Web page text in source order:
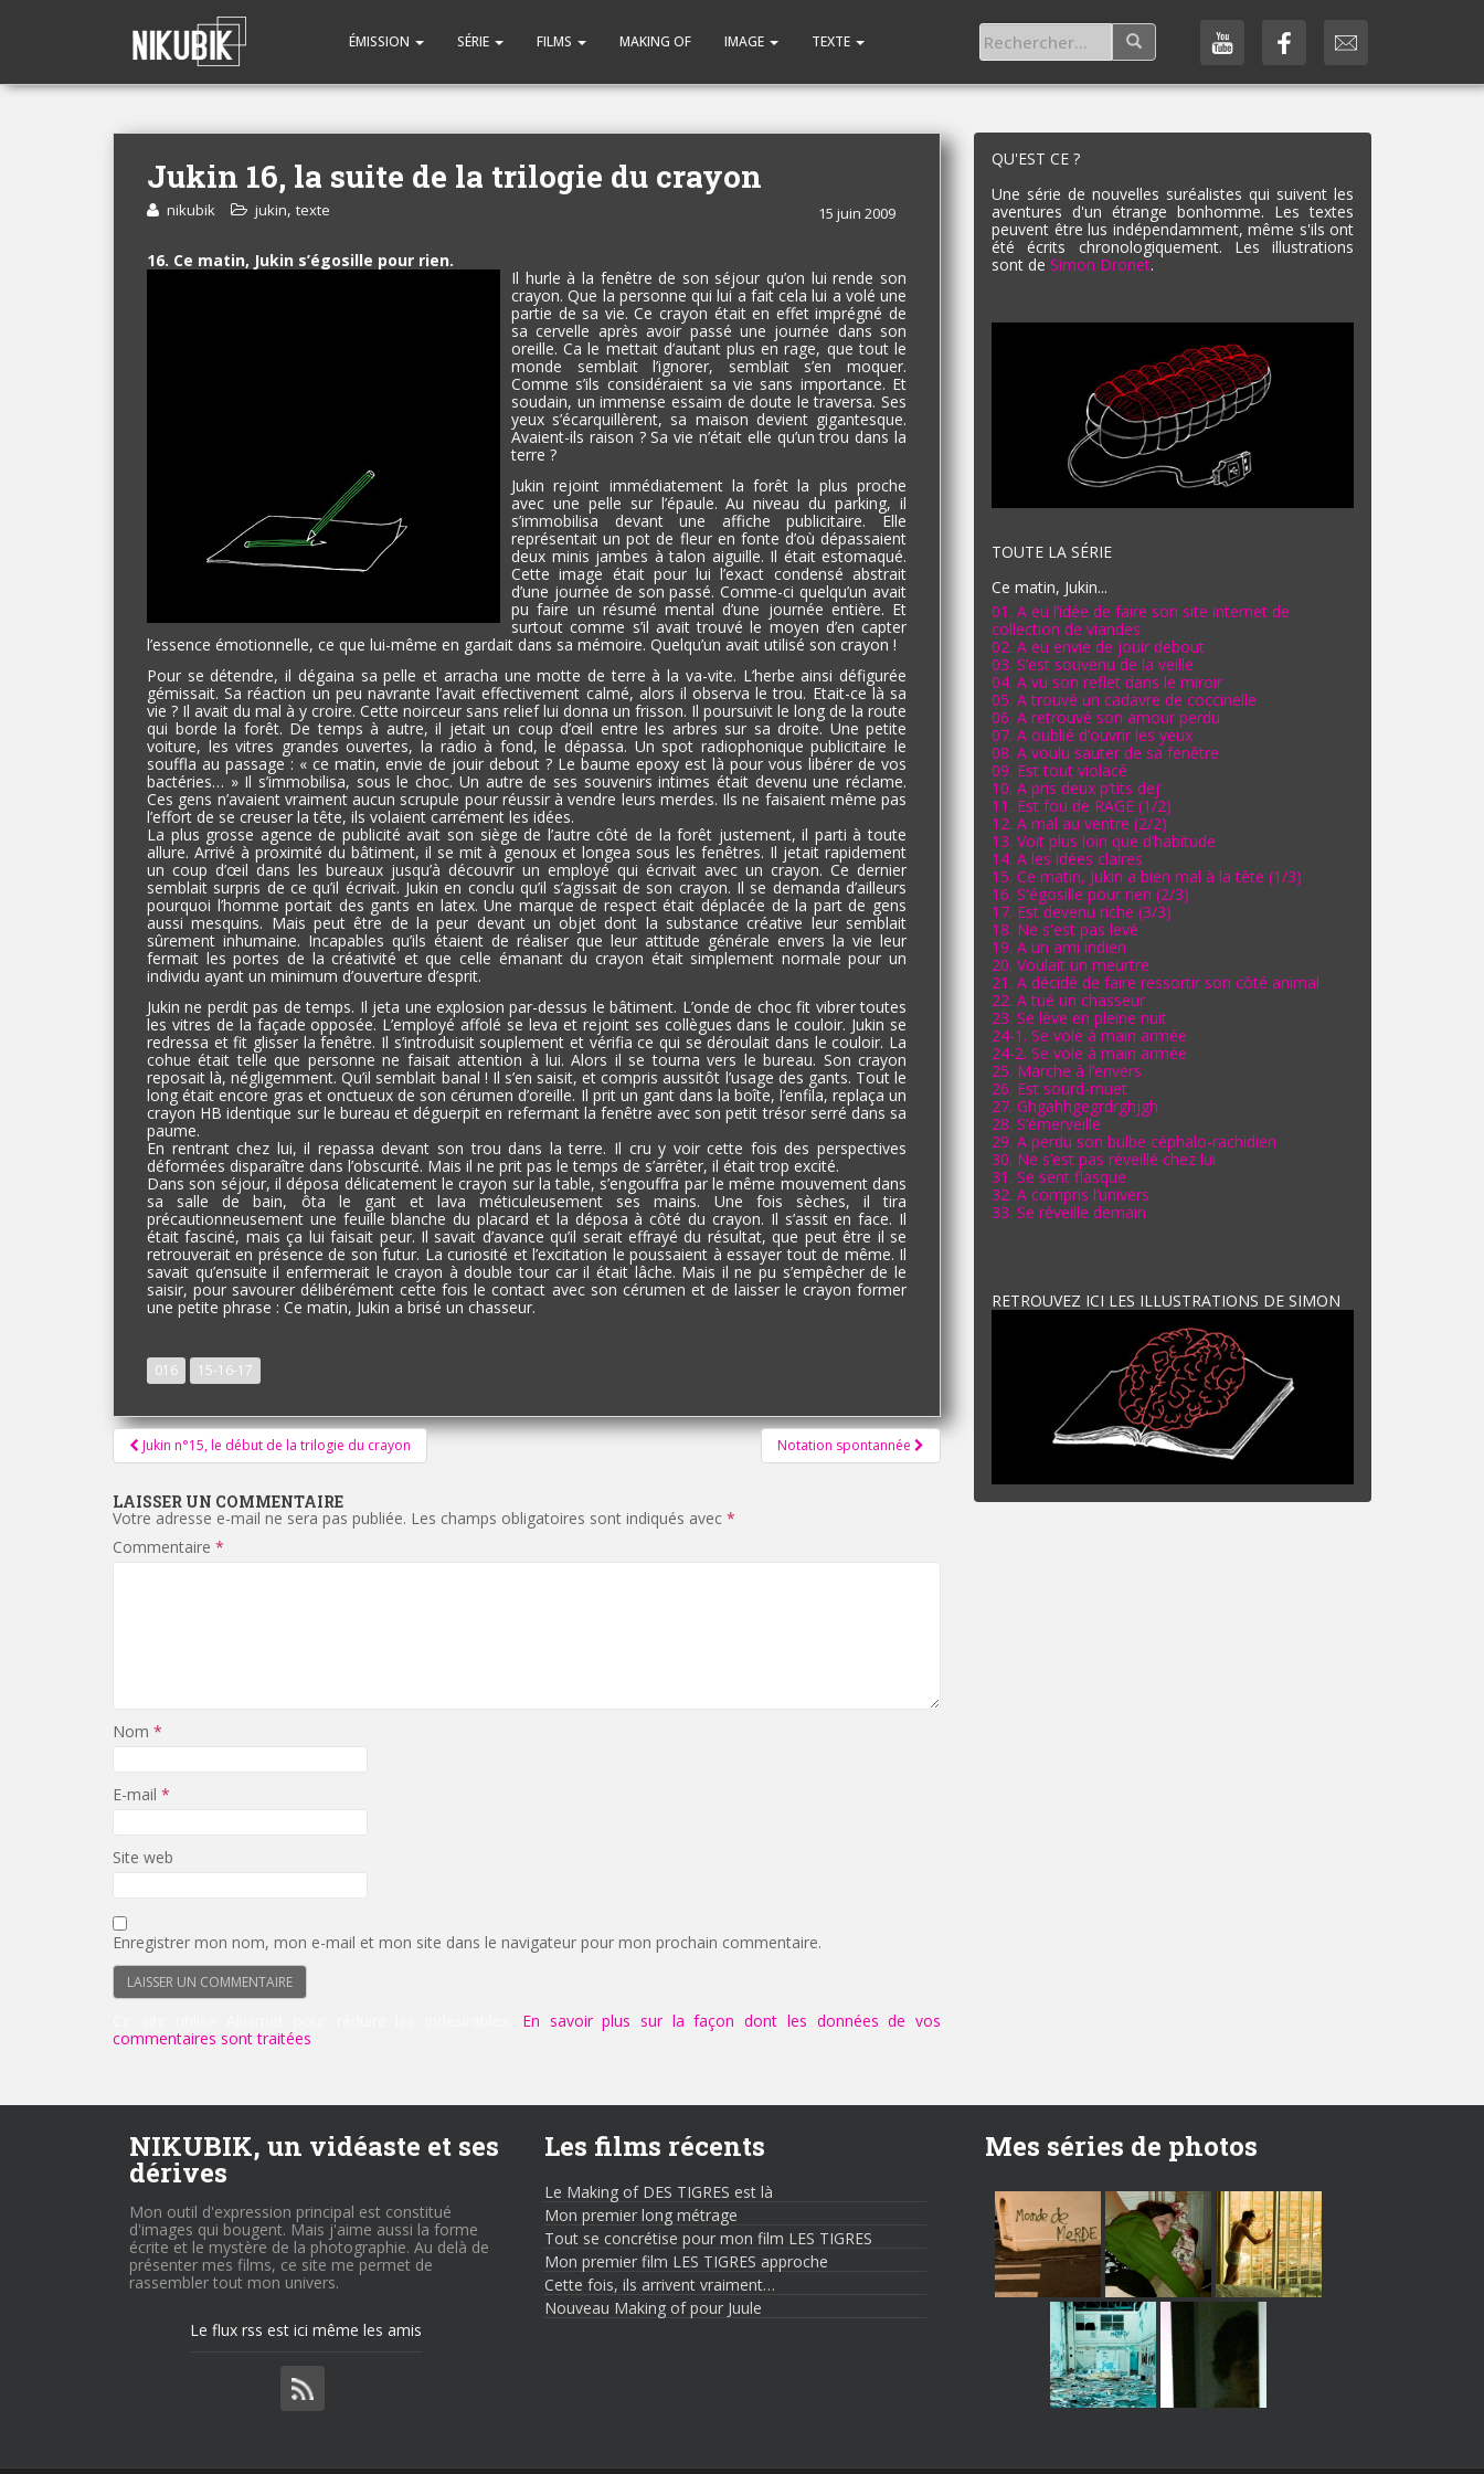
ÉMISSION SÉRIE FILMS MAKING OF IMAGE TEXTE
Jukin 16, la suite de la trilogie du crayon
15 juin 2009
nikubik jukin, texte
16. Ce matin, Jukin s’égosille pour rien.
Il hurle à la fenêtre de son séjour qu’on lui rende son
crayon. Que la personne qui lui a fait cela lui a volé une
partie de sa vie. Ce crayon était en effet imprégné de
sa cervelle après avoir passé une journée dans son
oreille. Ca le mettait d’autant plus en rage, que tout le
monde semblait l’ignorer, semblait s’en moquer.
Comme s’ils considéraient sa vie sans importance. Et
soudain, un immense essaim de doute le traversa. Ses
yeux s’écarquillèrent, sa maison devient gigantesque.
Avaient-ils raison ? Sa vie n’était elle qu’un trou dans la
terre ?
Jukin rejoint immédiatement la forêt la plus proche
avec une pelle sur l’épaule. Au niveau du parking, il
s’immobilisa devant une affiche publicitaire. Elle
représentait un pot de fleur en fonte d’où dépassaient
deux minis jambes à talon aiguille. Il était estomaqué.
Cette image était pour lui l’exact condensé abstrait
d’une journée de son passé. Comme-ci quelqu’un avait
pu faire un résumé mental d’une journée entière. Et
surtout comme s’il avait trouvé le moyen d’en capter
l’essence émotionnelle, ce que lui-même en gardait dans sa mémoire. Quelqu’un avait utilisé son crayon !
Pour se détendre, il dégaina sa pelle et arracha une motte de terre à la va-vite. L’herbe ainsi défigurée
gémissait. Sa réaction un peu navrante l’avait effectivement calmé, alors il observa le trou. Etait-ce là sa
vie ? Il avait du mal à y croire. Cette noirceur sans relief lui donna un frisson. Il poursuivit le long de la route
qui borde la forêt. De temps à autre, il jetait un coup d’œil entre les arbres sur sa droite. Une petite
voiture, les vitres grandes ouvertes, la radio à fond, le dépassa. Un spot radiophonique publicitaire le
souffla au passage : « ce matin, envie de jouir debout ? Le baume epoxy est là pour vous libérer de vos
bactéries… » Il s’immobilisa, sous le choc. Un autre de ses souvenirs intimes était devenu une réclame.
Ces gens n’avaient vraiment aucun scrupule pour réussir à vendre leurs merdes. Ils ne faisaient même pas
l’effort de se creuser la tête, ils volaient carrément les idées.
La plus grosse agence de publicité avait son siège de l’autre côté de la forêt justement, il parti à toute
allure. Arrivé à proximité du bâtiment, il se mit à genoux et longea sous les fenêtres. Il jetait rapidement
un coup d’œil dans les bureaux jusqu’à découvrir un employé qui écrivait avec un crayon. Ce dernier
semblait surpris de ce qu’il écrivait. Jukin en conclu qu’il s’agissait de son crayon. Il se demanda d’ailleurs
pourquoi l’homme portait des gants en latex. Une marque de respect était déplacée de la part de gens
aussi mesquins. Mais peut être de la peur devant un objet dont la substance créative leur semblait
sûrement inhumaine. Incapables qu’ils étaient de réaliser que leur attitude générale envers la vie leur
fermait les portes de la créativité et que celle émanant du crayon était simplement normale pour un
individu ayant un minimum d’ouverture d’esprit.
Jukin ne perdit pas de temps. Il jeta une explosion par-dessus le bâtiment. L’onde de choc fit vibrer toutes
les vitres de la façade opposée. L’employé affolé se leva et rejoint ses collègues dans le couloir. Jukin se
redressa et fit glisser la fenêtre. Il s’introduisit souplement et vérifia ce qui se déroulait dans le couloir. La
cohue était telle que personne ne faisait attention à lui. Alors il se tourna vers le bureau. Son crayon
reposait là, négligemment. Qu’il semblait banal ! Il s’en saisit, et compris aussitôt l’usage des gants. Tout le
long était encore gras et onctueux de son cérumen d’oreille. Il prit un gant dans la boîte, l’enfila, replaça un
crayon HB identique sur le bureau et déguerpit en refermant la fenêtre avec son petit trésor serré dans sa
paume.
En rentrant chez lui, il repassa devant son trou dans la terre. Il cru y voir cette fois des perspectives
déformées disparaître dans l’obscurité. Mais il ne prit pas le temps de s’arrêter, il était trop excité.
Dans son séjour, il déposa délicatement le crayon sur la table, s’engouffra par le même mouvement dans
sa salle de bain, ôta le gant et lava méticuleusement ses mains. Une fois sèches, il tira
précautionneusement une feuille blanche du placard et la déposa à côté du crayon. Il s’assit en face. Il
était fasciné, mais ça lui faisait peur. Il savait d’avance qu’il serait effrayé du résultat, que peut être il se
retrouverait en présence de son futur. La curiosité et l’excitation le poussaient à essayer tout de même. Il
savait qu’ensuite il enfermerait le crayon à double tour car il était lâche. Mais il ne pu s’empêcher de le
saisir, pour savourer délibérément cette fois le contact avec son cérumen et de laisser le crayon former
une petite phrase : Ce matin, Jukin a brisé un chasseur.
016 15-16-17
Pagination
d'article
Jukin n°15, le début de la trilogie du crayon Notation spontannée
LAISSER UN COMMENTAIRE
Votre adresse e-mail ne sera pas publiée. Les champs obligatoires sont indiqués avec *
Commentaire *
Nom *
E-mail *
Site web
Enregistrer mon nom, mon e-mail et mon site dans le navigateur pour mon prochain commentaire.
En savoir plus sur la façon dont les données de vos
commentaires sont traitées
QU'EST CE ?
Une série de nouvelles suréalistes qui suivent les
aventures d'un étrange bonhomme. Les textes
peuvent être lus indépendamment, même s'ils ont
été écrits chronologiquement. Les illustrations
sont de Simon Dronet.
TOUTE LA SÉRIE
Ce matin, Jukin...
01. A eu l’idée de faire son site internet de
collection de viandes
02. A eu envie de jouir debout
03. S’est souvenu de la veille
04. A vu son reflet dans le miroir
05. A trouvé un cadavre de coccinelle
06. A retrouvé son amour perdu
07. A oublié d’ouvrir les yeux
08. A voulu sauter de sa fenêtre
09. Est tout violacé
10. A pris deux p’tits dej’
11. Est fou de RAGE (1/2)
12. A mal au ventre (2/2)
13. Voit plus loin que d’habitude
14. A les idées claires
15. Ce matin, Jukin a bien mal à la tête (1/3)
16. S'égosille pour rien (2/3)
17. Est devenu riche (3/3)
18. Ne s'est pas levé
19. A un ami indien
20. Voulait un meurtre
21. A décidé de faire ressortir son côté animal
22. A tué un chasseur
23. Se lève en pleine nuit
24-1. Se vole à main armée
24-2. Se vole à main armée
25. Marche à l’envers
26. Est sourd-muet
27. Ghgahhgegrdrghjgh
28. S’émerveille
29. A perdu son bulbe céphalo-rachidien
30. Ne s’est pas réveillé chez lui
31. Se sent flasque
32. A compris l’univers
33. Se réveille demain
RETROUVEZ ICI LES ILLUSTRATIONS DE SIMON
NIKUBIK, un vidéaste et ses
dérives
Mon outil d'expression principal est constitué
d'images qui bougent. Mais j'aime aussi la forme
écrite et le mystère de la photographie. Au delà de
présenter mes films, ce site me permet de
rassembler tout mon univers.
Le flux rss est ici même les amis
Les films récents
Le Making of DES TIGRES est là
Mon premier long métrage
Tout se concrétise pour mon film LES TIGRES
Mon premier film LES TIGRES approche
Cette fois, ils arrivent vraiment…
Nouveau Making of pour Juule
Mes séries de photos